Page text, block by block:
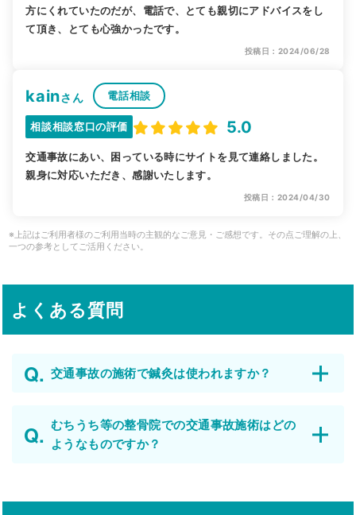
方にくれていたのだが、電話で、とても親切にアドバイスをし
て頂き、とても心強かったです。
投稿日：2024/06/28
kainさん 電話相談
相談相談窓口の評価 5.0
交通事故にあい、困っている時にサイトを見て連絡しました。
親身に対応いただき、感謝いたします。
投稿日：2024/04/30
※上記はご利用者様のご利用当時の主観的なご意見・ご感想です。その点ご理解の上、
一つの参考としてご活用ください。
よくある質問
交通事故の施術で鍼灸は使われますか？
むちうち等の整骨院での交通事故施術はどの
ようなものですか？